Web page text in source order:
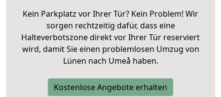
Kein Parkplatz vor Ihrer Tür? Kein Problem! Wir
sorgen rechtzeitig dafür, dass eine
Halteverbotszone direkt vor Ihrer Tür reserviert
wird, damit Sie einen problemlosen Umzug von
Lünen nach Umeå haben.
Kostenlose Angebote erhalten